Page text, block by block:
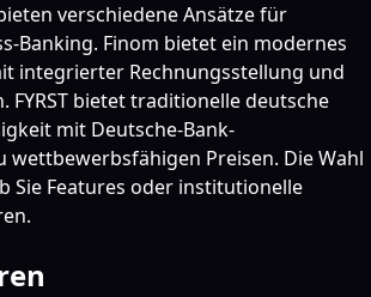
verschiedene Ansätze für
Banking. Finom bietet ein modernes
integrierter Rechnungsstellung und
FYRST bietet traditionelle deutsche
mit Deutsche-Bank-
wettbewerbsfähigen Preisen. Die Wahl
Sie Features oder institutionelle